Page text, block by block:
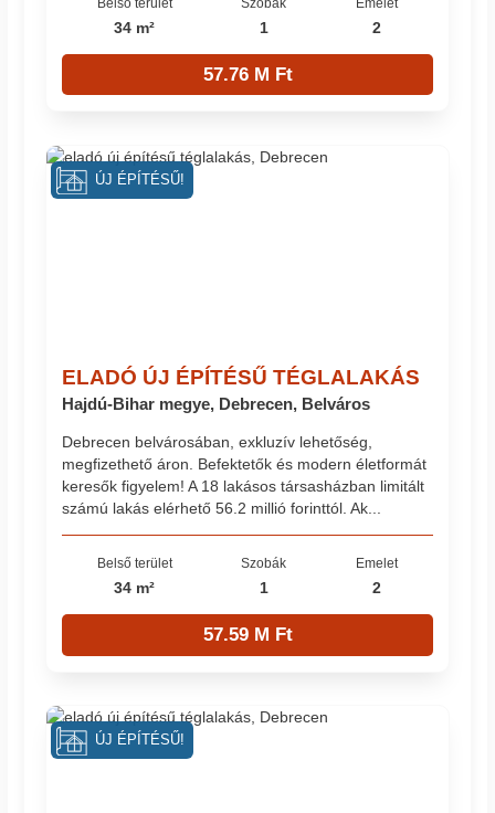
34 m² 1 2
57.76 M Ft
ELADÓ ÚJ ÉPÍTÉSŰ TÉGLALAKÁS
Hajdú-Bihar megye, Debrecen, Belváros
Debrecen belvárosában, exkluzív lehetőség,
megfizethető áron. Befektetők és modern életformát
keresők figyelem! A 18 lakásos társasházban limitált
számú lakás elérhető 56.2 millió forinttól. Ak...
Belső terület
34 m²
Szobák
1
Emelet
2
57.59 M Ft
ÚJ ÉPÍTÉSŰ!
ÚJ ÉPÍTÉSŰ!